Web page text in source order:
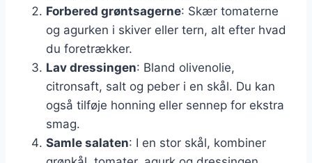
Forbered grøntsagerne: Skær tomaterne
og agurken i skiver eller tern, alt efter hvad
du foretrækker.
Lav dressingen: Bland olivenolie,
citronsaft, salt og peber i en skål. Du kan
også tilføje honning eller sennep for ekstra
smag.
Samle salaten: I en stor skål, kombiner